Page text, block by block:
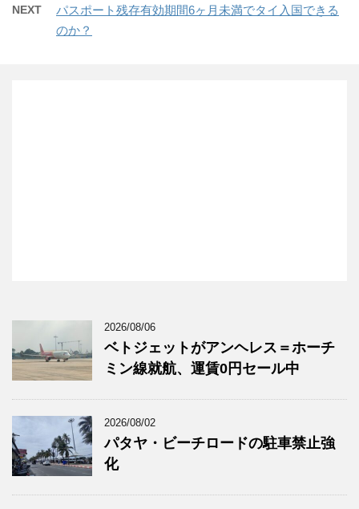
NEXT
パスポート残存有効期間6ヶ月未満でタイ入国できる
のか？
2026/08/06
ベトジェットがアンヘレス＝ホーチ
ミン線就航、運賃0円セール中
2026/08/02
パタヤ・ビーチロードの駐車禁止強
化